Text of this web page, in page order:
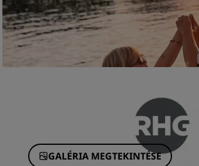
Kínai leányvállalatok
GALÉRIA MEGTEKINTÉSE